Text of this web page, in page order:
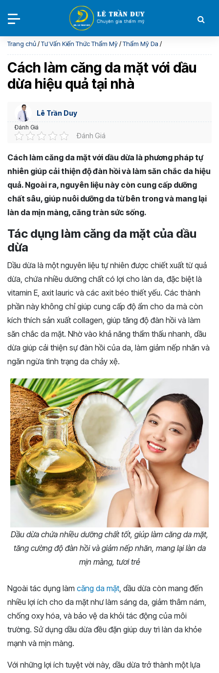
Trang chủ/Tư Vấn Kiến Thức Thẩm Mỹ/Thẩm Mỹ Da /
Cách làm căng da mặt với dầu
dừa hiệu quả tại nhà
Lê Trần Duy
Đánh Giá
Đánh Giá
Cách làm căng da mặt với dầu dừa là phương pháp tự
nhiên giúp cải thiện độ đàn hồi và làm săn chắc da hiệu
quả. Ngoài ra, nguyên liệu này còn cung cấp dưỡng
chất sâu, giúp nuôi dưỡng da từ bên trong và mang lại
làn da mịn màng, căng tràn sức sống.
Tác dụng làm căng da mặt của dầu
dừa
Dầu dừa là một nguyên liệu tự nhiên được chiết xuất từ quả
dừa, chứa nhiều dưỡng chất có lợi cho làn da, đặc biệt là
vitamin E, axit lauric và các axit béo thiết yếu. Các thành
phần này không chỉ giúp cung cấp độ ẩm cho da mà còn
kích thích sản xuất collagen, giúp tăng độ đàn hồi và làm
săn chắc da mặt. Nhờ vào khả năng thẩm thấu nhanh, dầu
dừa giúp cải thiện sự đàn hồi của da, làm giảm nếp nhăn và
ngăn ngừa tình trạng da chảy xệ.
Dầu dừa chứa nhiều dưỡng chất tốt, giúp làm căng da mặt,
tăng cường độ đàn hồi và giảm nếp nhăn, mang lại làn da
mịn màng, tươi trẻ
Ngoài tác dụng làm căng da mặt, dầu dừa còn mang đến
nhiều lợi ích cho da mặt như làm sáng da, giảm thâm nám,
chống oxy hóa, và bảo vệ da khỏi tác động của môi
trường. Sử dụng dầu dừa đều đặn giúp duy trì làn da khỏe
mạnh và mịn màng.
Với những lợi ích tuyệt vời này, dầu dừa trở thành một lựa